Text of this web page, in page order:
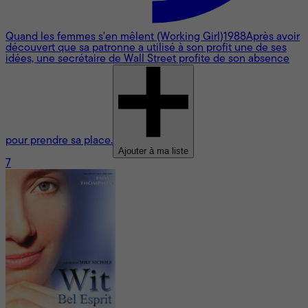
Quand les femmes s'en mêlent (Working Girl)1988Après avoir
découvert que sa patronne a utilisé à son profit une de ses
idées, une secrétaire de Wall Street profite de son absence
pour prendre sa place.
Ajouter à ma liste
7